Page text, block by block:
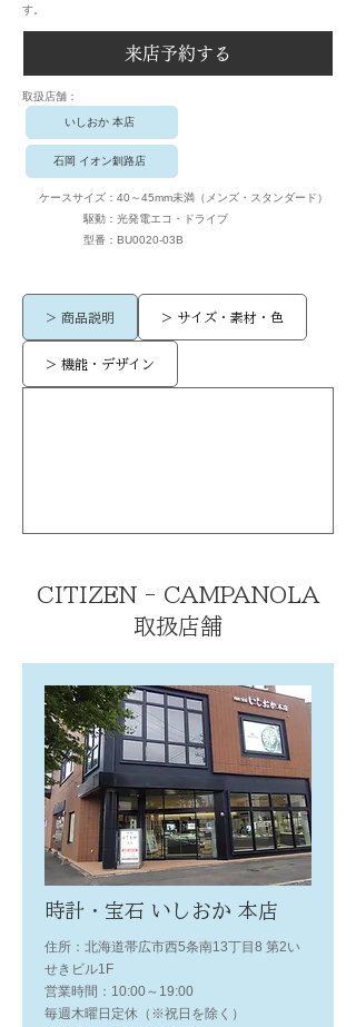
す。
来店予約する
​取扱店舗：
いしおか 本店
石岡 イオン釧路店
ケースサイズ： 40～45mm未満（メンズ・スタンダード）
駆動： 光発電エコ・ドライブ
​型番： BU0020-03B
> 商品説明 > サイズ・素材・色
> 機能・デザイン
CITIZEN - CAMPANOLA
取扱店舗
時計・宝石 いしおか 本店
住所：北海道帯広市西5条南13丁目8 第2い
せきビル1F
営業時間：10:00～19:00
毎週木曜日定休（※祝日を除く）